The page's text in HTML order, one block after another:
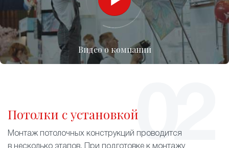
Видео о компании
Потолки с установкой
Монтаж потолочных конструкций проводится
в несколько этапов. При подготовке к монтажу